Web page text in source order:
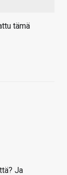
tämä
Ja